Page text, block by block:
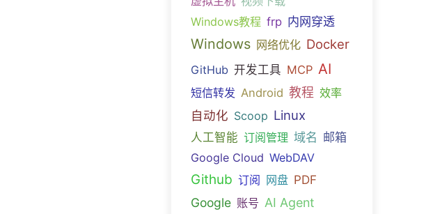
Windows教程 frp 内网穿透
Windows 网络优化 Docker
GitHub 开发工具 MCP AI
短信转发 Android 教程 效率
自动化 Scoop Linux
人工智能 订阅管理 域名 邮箱
Google Cloud WebDAV
Github 订阅 网盘 PDF
Google 账号 AI Agent